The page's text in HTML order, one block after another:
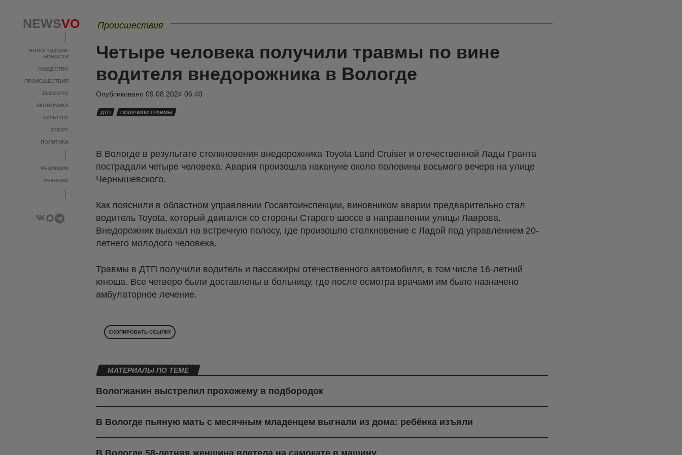
NEWSVO
ВОЛОГОДСКИЕ
НОВОСТИ
ОБЩЕСТВО
ПРОИСШЕСТВИЯ
BLOGOVO
ЭКОНОМИКА
КУЛЬТУРА
СПОРТ
ПОЛИТИКА
РЕДАКЦИЯ
РЕКЛАМА
Происшествия
Четыре человека получили травмы по вине
водителя внедорожника в Вологде
Опубликовано 09.08.2024 06:40
ДТП ПОЛУЧИЛИ ТРАВМЫ
В Вологде в результате столкновения внедорожника Toyota Land Cruiser и отечественной Лады Гранта
пострадали четыре человека. Авария произошла накануне около половины восьмого вечера на улице
Чернышевского.
Как пояснили в областном управлении Госавтоинспекции, виновником аварии предварительно стал
водитель Toyota, который двигался со стороны Старого шоссе в направлении улицы Лаврова.
Внедорожник выехал на встречную полосу, где произошло столкновение с Ладой под управлением 20-
летнего молодого человека.
Травмы в ДТП получили водитель и пассажиры отечественного автомобиля, в том числе 16-летний
юноша. Все четверо были доставлены в больницу, где после осмотра врачами им было назначено
амбулаторное лечение.
СКОПИРОВАТЬ ССЫЛКУ
МАТЕРИАЛЫ ПО ТЕМЕ
Вологжанин выстрелил прохожему в подбородок
В Вологде пьяную мать с месячным младенцем выгнали из дома: ребёнка изъяли